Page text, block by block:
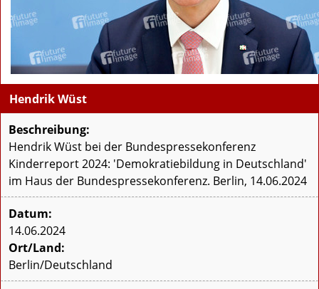
Hendrik Wüst
Beschreibung:
Hendrik Wüst bei der Bundespressekonferenz
Kinderreport 2024: 'Demokratiebildung in Deutschland'
im Haus der Bundespressekonferenz. Berlin, 14.06.2024
Datum:
14.06.2024
Ort/Land:
Berlin/Deutschland